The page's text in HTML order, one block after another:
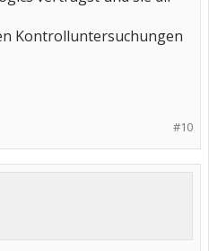
Kontrolluntersuchungen
#10